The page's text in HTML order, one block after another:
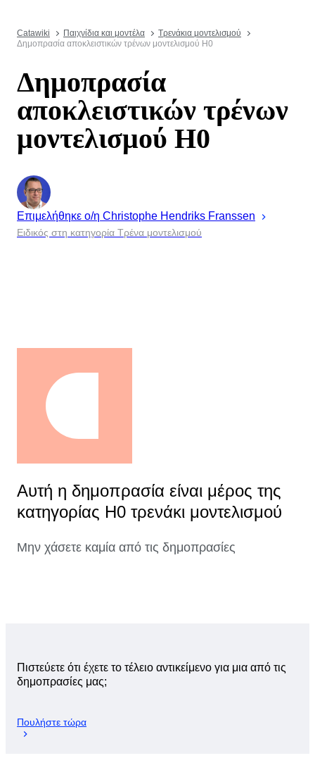
Catawiki Παιχνίδια και μοντέλα
Τρενάκια μοντελισμού
Δημοπρασία αποκλειστικών τρένων μοντελισμού H0
Δημοπρασία
αποκλειστικών τρένων
μοντελισμού H0
Επιμελήθηκε ο/η Christophe Hendriks Franssen
Ειδικός στη κατηγορία Τρένα μοντελισμού
Αυτή η δημοπρασία είναι μέρος της
κατηγορίας H0 τρενάκι μοντελισμού
Μην χάσετε καμία από τις δημοπρασίες
Πιστεύετε ότι έχετε το τέλειο αντικείμενο για μια από τις
δημοπρασίες μας;
Πουλήστε τώρα